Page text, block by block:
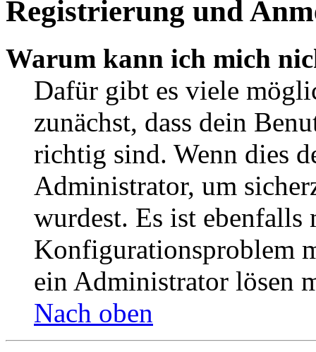
Registrierung und
Warum kann ich mich
Dafür gibt es viele
zunächst, dass dein
richtig sind. Wenn dies
Administrator, um
wurdest. Es ist ebenfalls
Konfigurationsproblem
ein Administrator lösen
Nach oben